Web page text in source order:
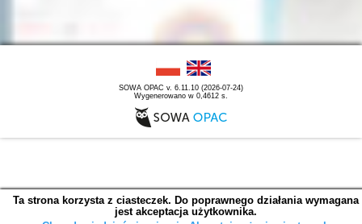
SOWA OPAC v. 6.11.10 (2026-07-24)
Wygenerowano w 0,4612 s.
Ta strona korzysta z ciasteczek. Do poprawnego działania wymagana
jest akceptacja użytkownika.